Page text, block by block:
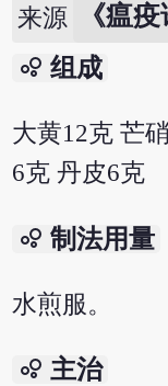
来源 《瘟
bubble_chart 组成
大黄12克 芒
6克 丹皮6克
bubble_chart 制法用量
水煎服。
bubble_chart 主治